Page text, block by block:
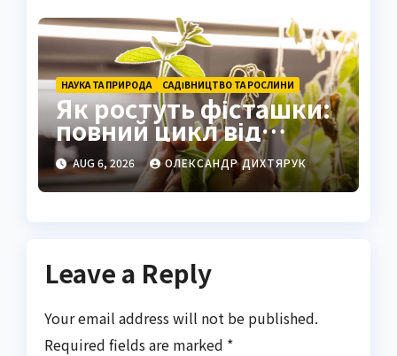
НАУКА ТА ПРИРОДА САДІВНИЦТВО ТА РОСЛИНИ
Як ростуть фісташки:
повний цикл від
насіння до стиглого
горіха
AUG 6, 2026 ОЛЕКСАНДР ДИХТЯРУК
Leave a Reply
Your email address will not be published.
Required fields are marked *